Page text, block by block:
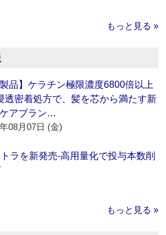
もっと見る »
製品】ケラチン極限濃度6800倍以上
透密着処方で、髪を芯から満たす新
アブラン…
08月07日 (金)
ラを新発売‐高用量化で投与本数削
もっと見る »